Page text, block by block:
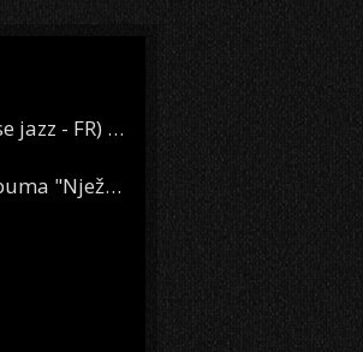
Oasis Boom (desert krautrock / noise jazz - FR) @ KONTEJNER
KSET50: Sara Renar – promocija albuma "Nježne riječi" @ Močvara